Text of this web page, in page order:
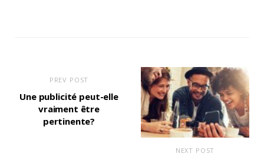
PREV POST
Une publicité peut-elle
vraiment être
pertinente?
NEXT POST